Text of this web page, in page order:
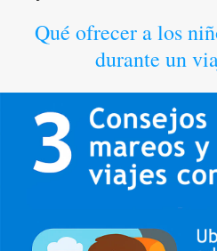
Qué ofrecer a los
durante un